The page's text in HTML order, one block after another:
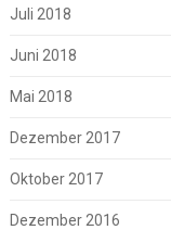
Juli 2018
Juni 2018
Mai 2018
Dezember 2017
Oktober 2017
Dezember 2016